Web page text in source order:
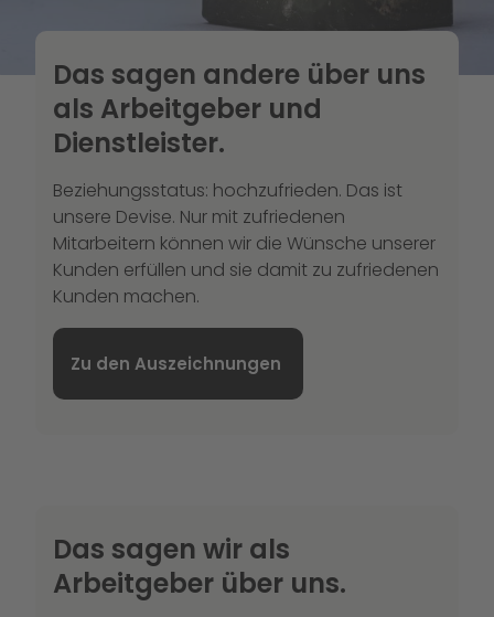
Das sagen andere über uns
als Arbeitgeber und
Dienstleister.
Beziehungsstatus: hochzufrieden. Das ist
unsere Devise. Nur mit zufriedenen
Mitarbeitern können wir die Wünsche unserer
Kunden erfüllen und sie damit zu zufriedenen
Kunden machen.
Zu den Auszeichnungen
Das sagen wir als
Arbeitgeber über uns.